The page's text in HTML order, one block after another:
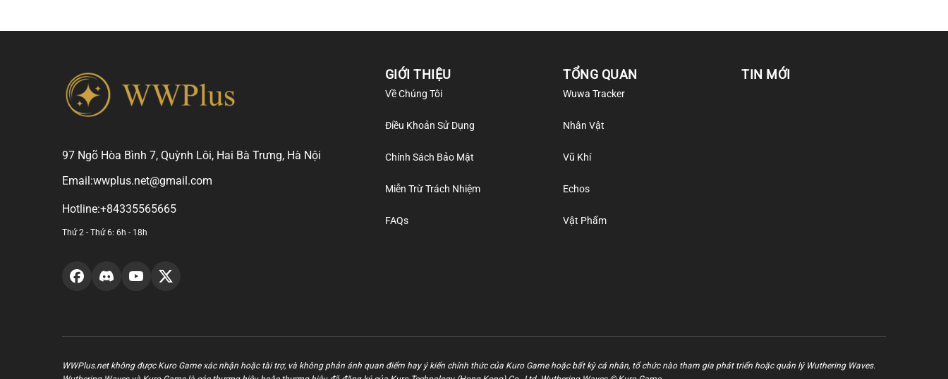
97 Ngõ Hòa Bình 7, Quỳnh Lôi, Hai Bà Trưng, Hà Nội
Email:wwplus.net@gmail.com
Hotline:+84335565665
Thứ 2 - Thứ 6: 6h - 18h
GIỚI THIỆU
Về Chúng Tôi
Điều Khoản Sử Dụng
Chính Sách Bảo Mật
Miễn Trừ Trách Nhiệm
FAQs
TỔNG QUAN
Wuwa Tracker
Nhân Vật
Vũ Khí
Echos
Vật Phẩm
TIN MỚI
WWPlus.net không được Kuro Game xác nhận hoặc tài trợ, và không phản ánh quan điểm hay ý kiến chính thức của Kuro Game hoặc bất kỳ cá nhân, tổ chức nào tham gia phát triển hoặc quản lý Wuthering Waves.